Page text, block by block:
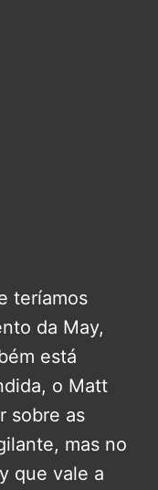
teríamos
da May,
está
o Matt
sobre as
mas no
que vale a